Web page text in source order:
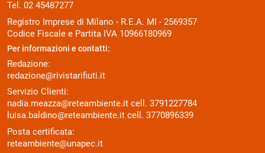
Tel. 02 45487277
Registro Imprese di Milano - R.E.A. MI - 2569357
Codice Fiscale e Partita IVA 10966180969
Per informazioni e contatti:
Redazione:
redazione@rivistarifiuti.it
Servizio Clienti:
nadia.meazza@reteambiente.it cell. 3791227784
luisa.baldino@reteambiente.it cell. 3770896339
Posta certificata:
reteambiente@unapec.it